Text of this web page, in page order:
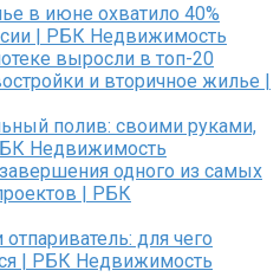
в июне охватило 40%
| РБК Недвижимость
выросли в топ-20
и вторичное жилье |
полив: своими руками,
Недвижимость
одного из самых
| РБК
для чего
| РБК Недвижимость